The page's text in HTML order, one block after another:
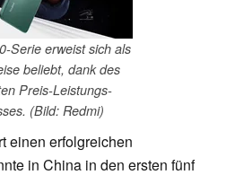
Serie erweist sich als
beliebt, dank des
Preis-Leistungs-
(Bild: Redmi)
einen erfolgreichen
in China in den ersten fünf